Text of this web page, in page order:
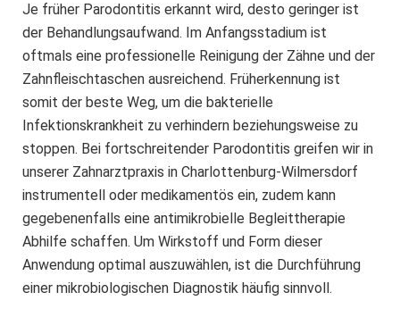
Je früher Parodontitis erkannt wird, desto geringer ist
der Behandlungsaufwand. Im Anfangsstadium ist
oftmals eine professionelle Reinigung der Zähne und der
Zahnfleischtaschen ausreichend. Früherkennung ist
somit der beste Weg, um die bakterielle
Infektionskrankheit zu verhindern beziehungsweise zu
stoppen. Bei fortschreitender Parodontitis greifen wir in
unserer Zahnarztpraxis in Charlottenburg-Wilmersdorf
instrumentell oder medikamentös ein, zudem kann
gegebenenfalls eine antimikrobielle Begleittherapie
Abhilfe schaffen. Um Wirkstoff und Form dieser
Anwendung optimal auszuwählen, ist die Durchführung
einer mikrobiologischen Diagnostik häufig sinnvoll.